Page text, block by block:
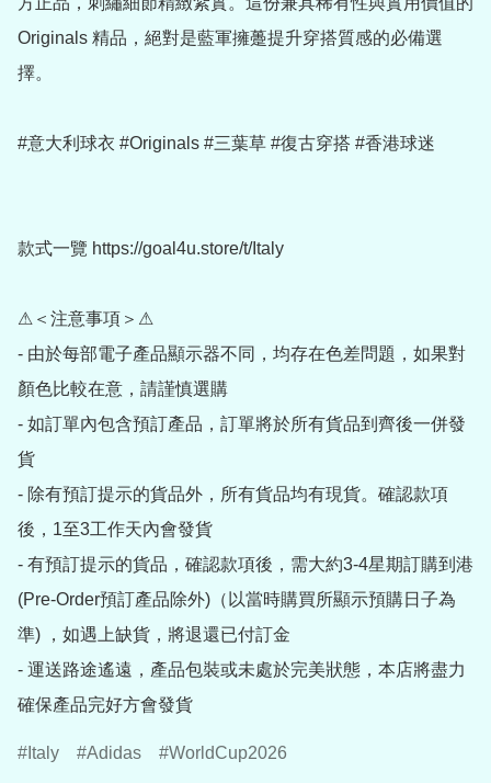
Originals 精品，絕對是藍軍擁躉提升穿搭質感的必備選
擇。
#意大利球衣 #Originals #三葉草 #復古穿搭 #香港球迷
款式一覽 https://goal4u.store/t/Italy
⚠＜注意事項＞⚠
- 由於每部電子產品顯示器不同，均存在色差問題，如果對
顏色比較在意，請謹慎選購
- 如訂單內包含預訂產品，訂單將於所有貨品到齊後一併發
貨
- 除有預訂提示的貨品外，所有貨品均有現貨。確認款項
後，1至3工作天內會發貨
- 有預訂提示的貨品，確認款項後，需大約3-4星期訂購到港
(Pre-Order預訂產品除外)（以當時購買所顯示預購日子為
準) ，如遇上缺貨，將退還已付訂金
- 運送路途遙遠，產品包裝或未處於完美狀態，本店將盡力
確保產品完好方會發貨
Italy Adidas WorldCup2026